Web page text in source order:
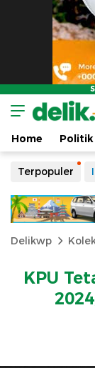
Home Politik
Terpopuler
Delikwp
KPU